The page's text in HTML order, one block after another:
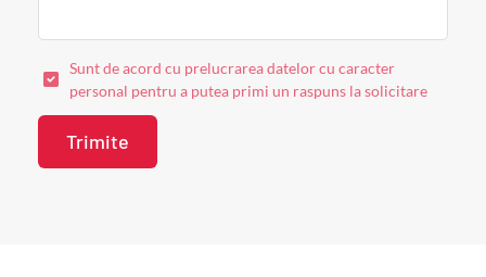
Sunt de acord cu prelucrarea datelor cu caracter
personal pentru a putea primi un raspuns la solicitare
Trimite